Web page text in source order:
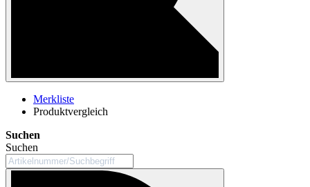
Merkliste
Produktvergleich
Suchen
Suchen